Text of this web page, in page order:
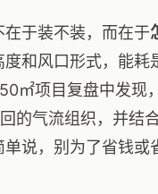
于装不装，而在于
和风口形式，能耗
㎡项目复盘中发现
的气流组织，并结
说，别为了省钱或